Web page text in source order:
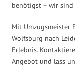
benötigst – wir sind
Mit Umzugsmeister
Wolfsburg nach
Erlebnis.
Angebot und lass